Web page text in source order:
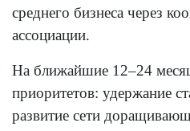
среднего бизнеса через
ассоциации.
На ближайшие 12–24
приоритетов: удержание
развитие сети